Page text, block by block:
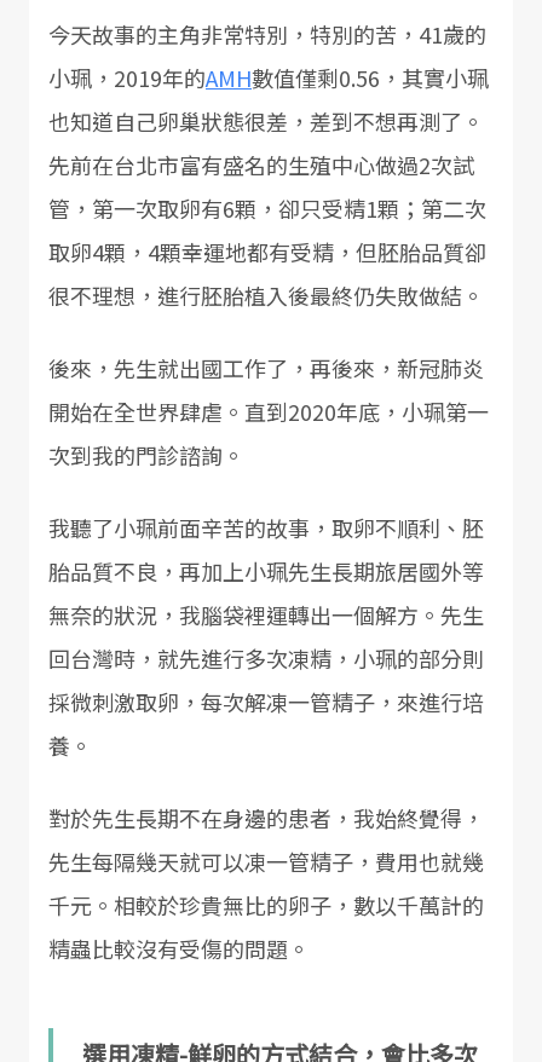
今天故事的主角非常特別，特別的苦，41歲的
小珮，2019年的AMH數值僅剩0.56，其實小珮
也知道自己卵巢狀態很差，差到不想再測了。
先前在台北市富有盛名的生殖中心做過2次試
管，第一次取卵有6顆，卻只受精1顆；第二次
取卵4顆，4顆幸運地都有受精，但胚胎品質卻
很不理想，進行胚胎植入後最終仍失敗做結。
後來，先生就出國工作了，再後來，新冠肺炎
開始在全世界肆虐。直到2020年底，小珮第一
次到我的門診諮詢。
我聽了小珮前面辛苦的故事，取卵不順利、胚
胎品質不良，再加上小珮先生長期旅居國外等
無奈的狀況，我腦袋裡運轉出一個解方。先生
回台灣時，就先進行多次凍精，小珮的部分則
採微刺激取卵，每次解凍一管精子，來進行培
養。
對於先生長期不在身邊的患者，我始終覺得，
先生每隔幾天就可以凍一管精子，費用也就幾
千元。相較於珍貴無比的卵子，數以千萬計的
精蟲比較沒有受傷的問題。
選用凍精-鮮卵的方式結合，會比多次